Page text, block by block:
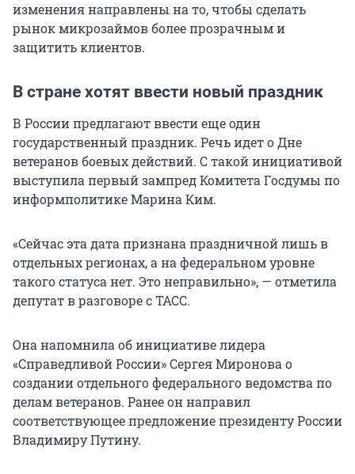
изменения направлены на то, чтобы сделать
рынок микрозаймов более прозрачным и
защитить клиентов.
В стране хотят ввести новый праздник
В России предлагают ввести еще один
государственный праздник. Речь идет о Дне
ветеранов боевых действий. С такой инициативой
выступила первый зампред Комитета Госдумы по
информполитике Марина Ким.
«Сейчас эта дата признана праздничной лишь в
отдельных регионах, а на федеральном уровне
такого статуса нет. Это неправильно», — отметила
депутат в разговоре с ТАСС.
Она напомнила об инициативе лидера
«Справедливой России» Сергея Миронова о
создании отдельного федерального ведомства по
делам ветеранов. Ранее он направил
соответствующее предложение президенту России
Владимиру Путину.